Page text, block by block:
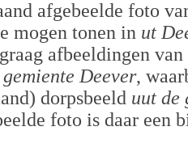
afgebeelde foto
mogen tonen in ut
afbeeldingen van
Deever,
dorpsbeeld uut de
foto is daar een